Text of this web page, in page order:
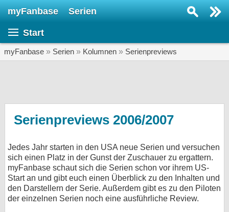
myFanbase Serien
Start
myFanbase » Serien » Kolumnen » Serienpreviews
Serienpreviews 2006/2007
Jedes Jahr starten in den USA neue Serien und versuchen
sich einen Platz in der Gunst der Zuschauer zu ergattern.
myFanbase schaut sich die Serien schon vor ihrem US-
Start an und gibt euch einen Überblick zu den Inhalten und
den Darstellern der Serie. Außerdem gibt es zu den Piloten
der einzelnen Serien noch eine ausführliche Review.
SERIEN
KULTUR
Specials
SERVICE
Gewinnspiele